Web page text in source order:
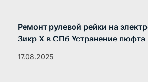
Ремонт рулевой рейки на
Зикр X в СПб Устранение люфта
17.08.2025